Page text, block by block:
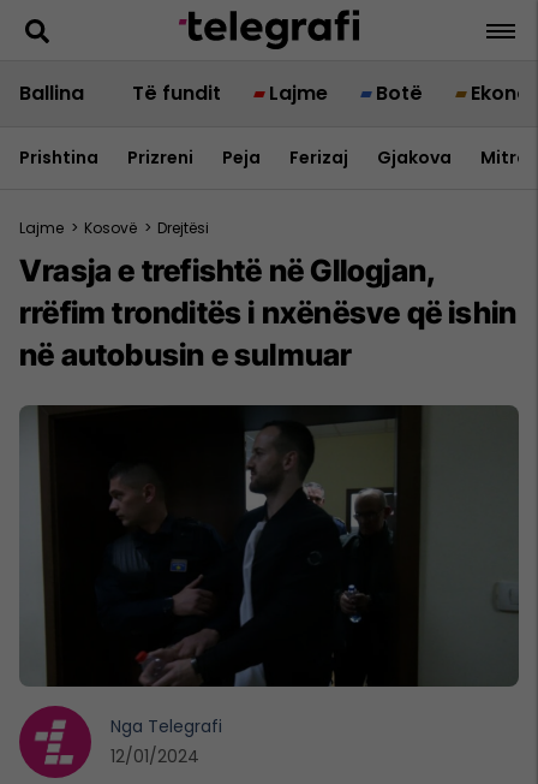
Ballina Të fundit Lajme Botë
Prishtina Prizreni Peja Ferizaj Gjakova
Lajme > Kosovë > Drejtësi
Vrasja e trefishtë në Gllogjan,
rrëfim tronditës i nxënësve që ishin
në autobusin e sulmuar
Nga Telegrafi
12/01/2024